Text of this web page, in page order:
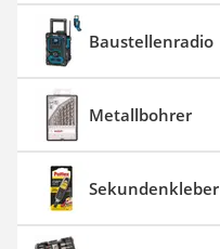
Baustellenradio
Metallbohrer
Sekundenkleber